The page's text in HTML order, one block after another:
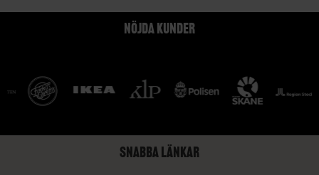
NÖJDA KUNDER
SNABBA LÄNKAR